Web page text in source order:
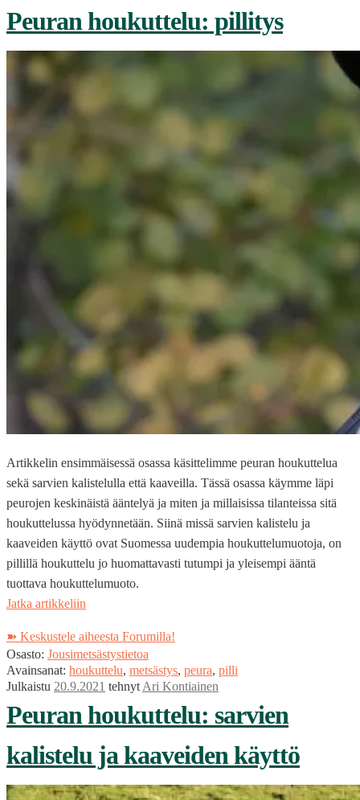
Peuran houkuttelu: pillitys
Artikkelin ensimmäisessä osassa käsittelimme peuran houkuttelua
sekä sarvien kalistelulla että kaaveilla. Tässä osassa käymme läpi
peurojen keskinäistä ääntelyä ja miten ja millaisissa tilanteissa sitä
houkuttelussa hyödynnetään. Siinä missä sarvien kalistelu ja
kaaveiden käyttö ovat Suomessa uudempia houkuttelumuotoja, on
pillillä houkuttelu jo huomattavasti tutumpi ja yleisempi ääntä
tuottava houkuttelumuoto.
Jatka artikkeliin
pillitys
➽ Keskustele aiheesta Forumilla!
Osasto: Jousimetsästystietoa
Avainsanat: houkuttelu, metsästys, peura, pilli
Julkaistu 20.9.2021 tehnyt Ari Kontiainen
Peuran houkuttelu: sarvien
kalistelu ja kaaveiden käyttö